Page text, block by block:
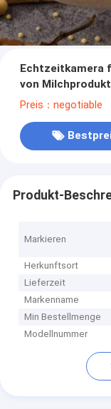
Echtzeitkamera
von
Preis：negotiable
Produkt-
Markieren
Herkunftsort
Lieferzeit
Markenname
Min Bestellmenge
Modellnummer